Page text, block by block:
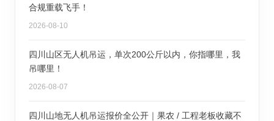
合规重载飞手！
2026-08-10
四川山区无人机吊运，单次200公斤以内，你指哪里，我
吊哪里！
2026-08-07
四川山地无人机吊运报价全公开｜果农 / 工程老板收藏不